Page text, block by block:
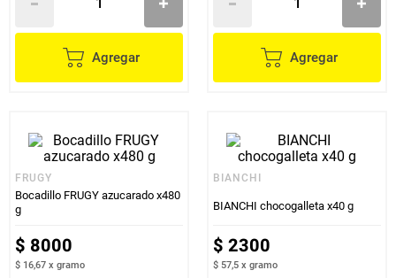
Agregar Agregar
FRUGY
Bocadillo FRUGY azucarado x480
g
$ 8000
$ 16,67 x gramo
BIANCHI
BIANCHI chocogalleta x40 g
$ 2300
$ 57,5 x gramo